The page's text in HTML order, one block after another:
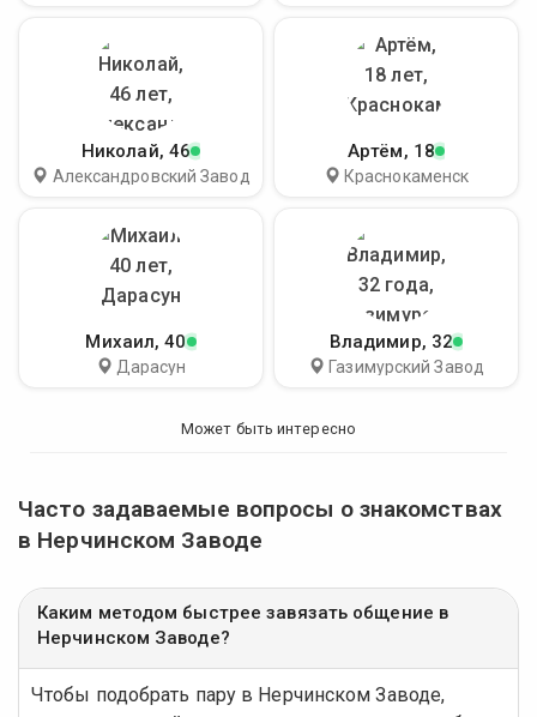
Николай, 46
Александровский Завод
Артём, 18
Краснокаменск
Михаил, 40
Дарасун
Владимир, 32
Газимурский Завод
Может быть интересно
Часто задаваемые вопросы о знакомствах
в Нерчинском Заводе
Каким методом быстрее завязать общение в
Нерчинском Заводе?
Чтобы подобрать пару в Нерчинском Заводе,